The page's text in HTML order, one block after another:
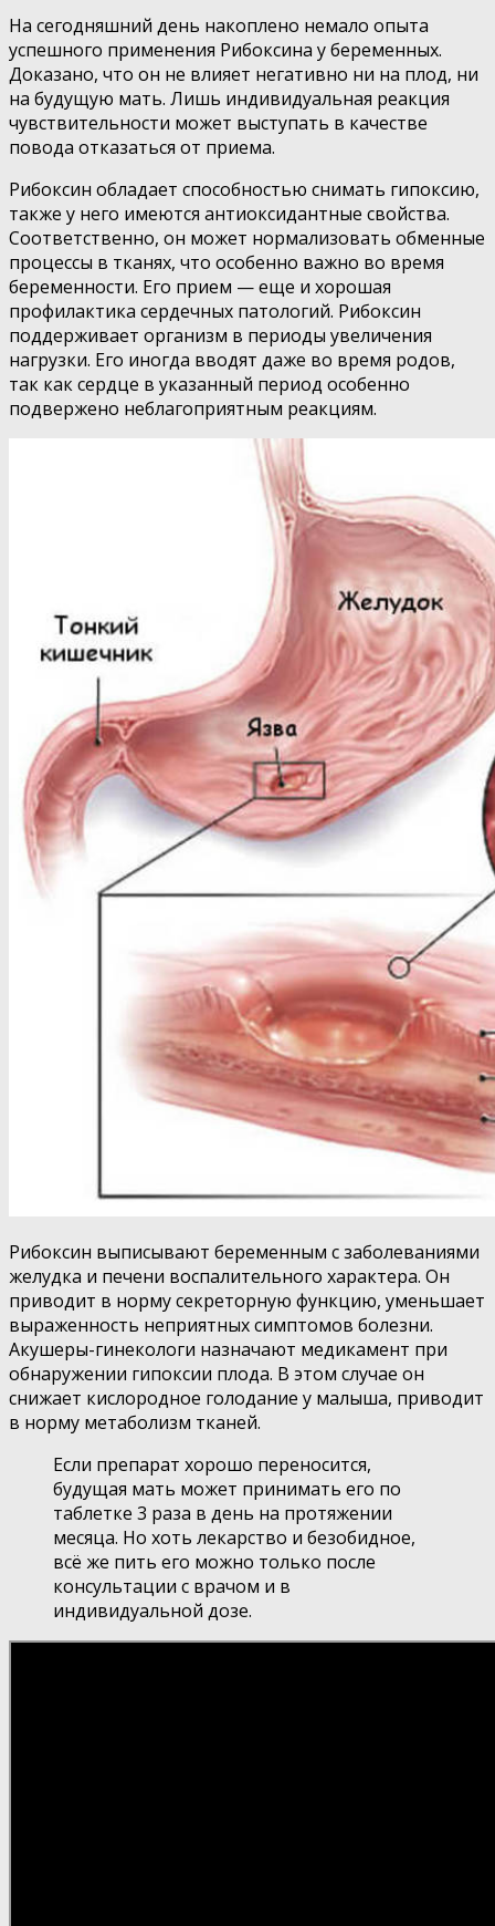
На сегодняшний день накоплено немало опыта
успешного применения Рибоксина у беременных.
Доказано, что он не влияет негативно ни на плод, ни
на будущую мать. Лишь индивидуальная реакция
чувствительности может выступать в качестве
повода отказаться от приема.
Рибоксин обладает способностью снимать гипоксию,
также у него имеются антиоксидантные свойства.
Соответственно, он может нормализовать обменные
процессы в тканях, что особенно важно во время
беременности. Его прием — еще и хорошая
профилактика сердечных патологий. Рибоксин
поддерживает организм в периоды увеличения
нагрузки. Его иногда вводят даже во время родов,
так как сердце в указанный период особенно
подвержено неблагоприятным реакциям.
Рибоксин выписывают беременным с заболеваниями
желудка и печени воспалительного характера. Он
приводит в норму секреторную функцию, уменьшает
выраженность неприятных симптомов болезни.
Акушеры-гинекологи назначают медикамент при
обнаружении гипоксии плода. В этом случае он
снижает кислородное голодание у малыша, приводит
в норму метаболизм тканей.
Если препарат хорошо переносится,
будущая мать может принимать его по
таблетке 3 раза в день на протяжении
месяца. Но хоть лекарство и безобидное,
всё же пить его можно только после
консультации с врачом и в
индивидуальной дозе.